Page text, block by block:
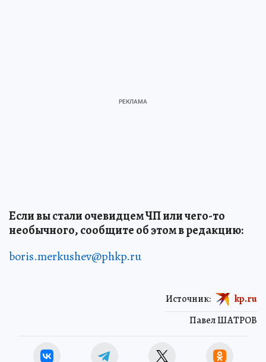
Если вы стали очевидцем ЧП или чего-то
необычного, сообщите об этом в редакцию:
boris.merkushev@phkp.ru
Павел ШАТРОВ
Источник: kp.ru